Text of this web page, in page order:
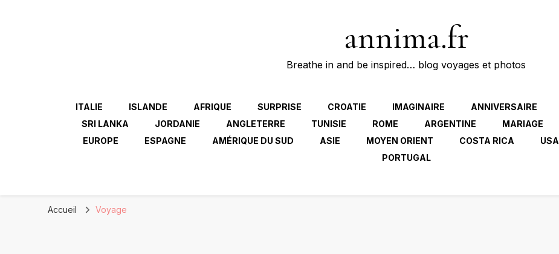
annima.fr
Breathe in and be inspired… blog voyages et photos
ITALIE ISLANDE AFRIQUE SURPRISE CROATIE IMAGINAIRE ANNIVERSAIRE
SRI LANKA
JORDANIE ANGLETERRE TUNISIE ROME ARGENTINE MARIAGE
EUROPE
ESPAGNE AMÉRIQUE DU SUD ASIE MOYEN ORIENT COSTA RICA USA
PORTUGAL
Accueil Voyage